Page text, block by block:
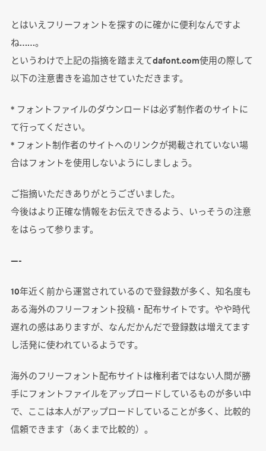
とはいえフリーフォントを探すのに確かに便利なんですよ
ね……。
というわけで上記の指摘を踏まえてdafont.com使用の際して
以下の注意書きを追加させていただきます。
* フォントファイルのダウンロードは必ず制作者のサイトに
て行ってください。
* フォント制作者のサイトへのリンクが掲載されていない場
合はフォントを使用しないようにしましょう。
ご指摘いただきありがとうございました。
今後はより正確な情報をお伝えできるよう、いっそうの注意
をはらって参ります。
—-
10年近く前から運営されているので登録数が多く、知名度も
ある海外のフリーフォント投稿・配布サイトです。やや時代
遅れの感はありますが、なんだかんだで登録数は増えてます
し活発に使われているようです。
海外のフリーフォント配布サイトは権利者ではない人間が勝
手にフォントファイルをアップロードしているものが多い中
で、ここは本人がアップロードしていることが多く、比較的
信頼できます（あくまで比較的）。